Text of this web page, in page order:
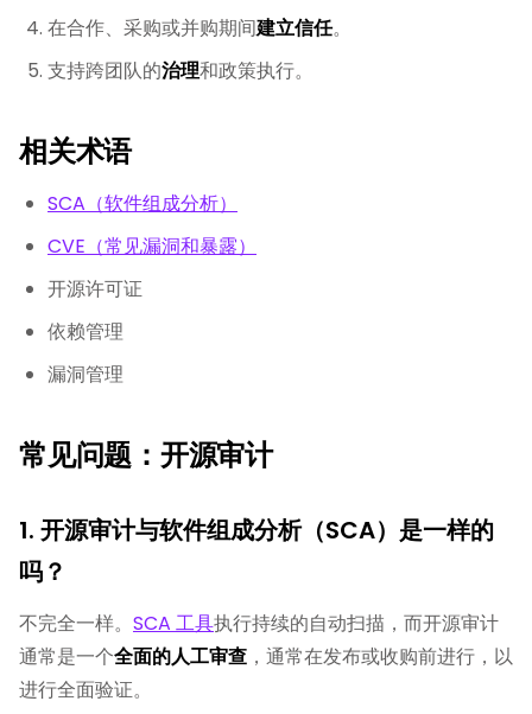
在合作、采购或并购期间建立信任。
支持跨团队的治理和政策执行。
相关术语
SCA（软件组成分析）
CVE（常见漏洞和暴露）
开源许可证
依赖管理
漏洞管理
常见问题：开源审计
1. 开源审计与软件组成分析（SCA）是一样的
吗？
不完全一样。 SCA 工具执行持续的自动扫描，而开源审计
通常是一个全面的人工审查 ，通常在发布或收购前进行，以
进行全面验证。